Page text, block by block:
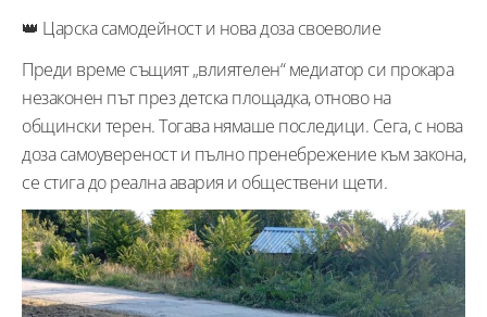
👑 Царска самодейност и нова доза своеволие
Преди време същият „влиятелен“ медиатор си прокара
незаконен път през детска площадка, отново на
общински терен. Тогава нямаше последици. Сега, с нова
доза самоувереност и пълно пренебрежение към закона,
се стига до реална авария и обществени щети.